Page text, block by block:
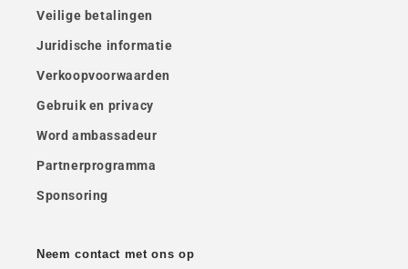
Veilige betalingen
Juridische informatie
Verkoopvoorwaarden
Gebruik en privacy
Word ambassadeur
Partnerprogramma
Sponsoring
Neem contact met ons op